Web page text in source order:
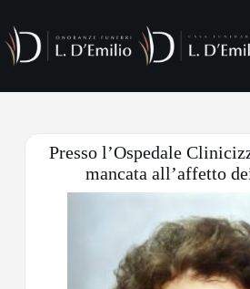
Presso l’Ospedale
mancata all’affetto